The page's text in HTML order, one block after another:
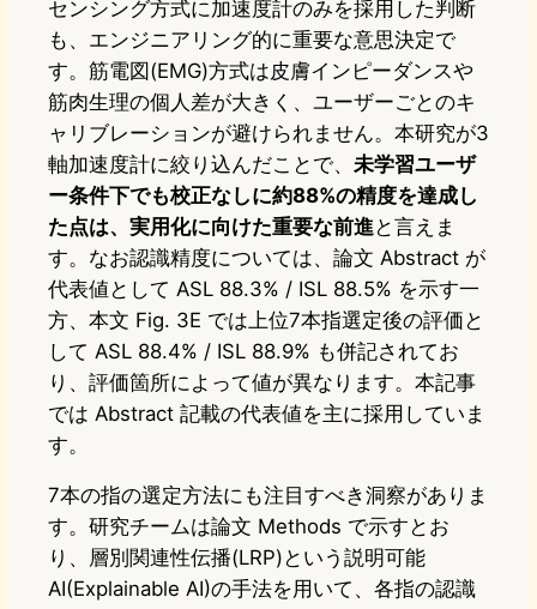
センシング方式に加速度計のみを採用した判断
も、エンジニアリング的に重要な意思決定で
す。筋電図(EMG)方式は皮膚インピーダンスや
筋肉生理の個人差が大きく、ユーザーごとのキ
ャリブレーションが避けられません。本研究が3
軸加速度計に絞り込んだことで、 未学習ユーザ
ー条件下でも校正なしに約88%の精度を達成し
た点は、実用化に向けた重要な前進と言えま
す。なお認識精度については、論文 Abstract が
代表値として ASL 88.3% / ISL 88.5% を示す一
方、本文 Fig. 3E では上位7本指選定後の評価と
して ASL 88.4% / ISL 88.9% も併記されてお
り、評価箇所によって値が異なります。本記事
では Abstract 記載の代表値を主に採用していま
す。
7本の指の選定方法にも注目すべき洞察がありま
す。研究チームは論文 Methods で示すとお
り、層別関連性伝播(LRP)という説明可能
AI(Explainable AI)の手法を用いて、各指の認識